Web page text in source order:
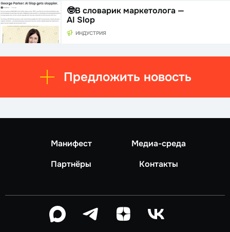
🤓В словарик маркетолога —
AI Slop
ИНДУСТРИЯ
Предложить новость
Манифест
Медиа-среда
Партнёры
Контакты